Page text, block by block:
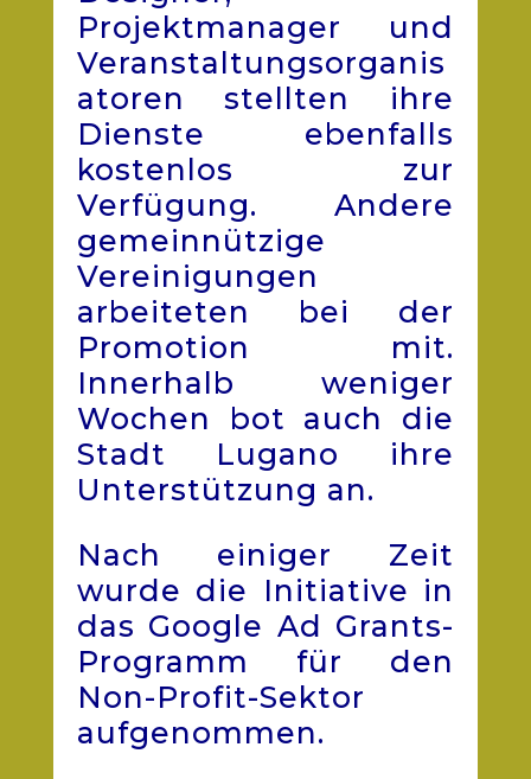
Projektmanager und
Veranstaltungsorganis
atoren stellten ihre
Dienste ebenfalls
kostenlos zur
Verfügung. Andere
gemeinnützige
Vereinigungen
arbeiteten bei der
Promotion mit.
Innerhalb weniger
Wochen bot auch die
Stadt Lugano ihre
Unterstützung an.
Nach einiger Zeit
wurde die Initiative in
das Google Ad Grants-
Programm für den
Non-Profit-Sektor
aufgenommen.